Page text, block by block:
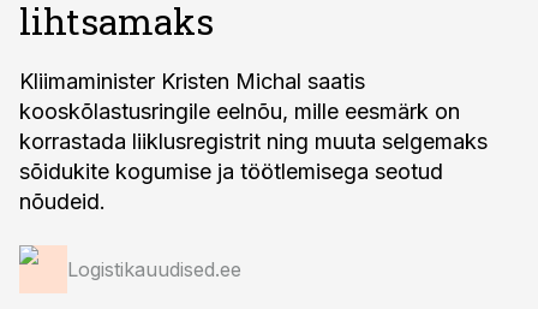
lihtsamaks
Kliimaminister Kristen Michal saatis
kooskõlastusringile eelnõu, mille eesmärk on
korrastada liiklusregistrit ning muuta selgemaks
sõidukite kogumise ja töötlemisega seotud
nõudeid.
Logistikauudised.ee